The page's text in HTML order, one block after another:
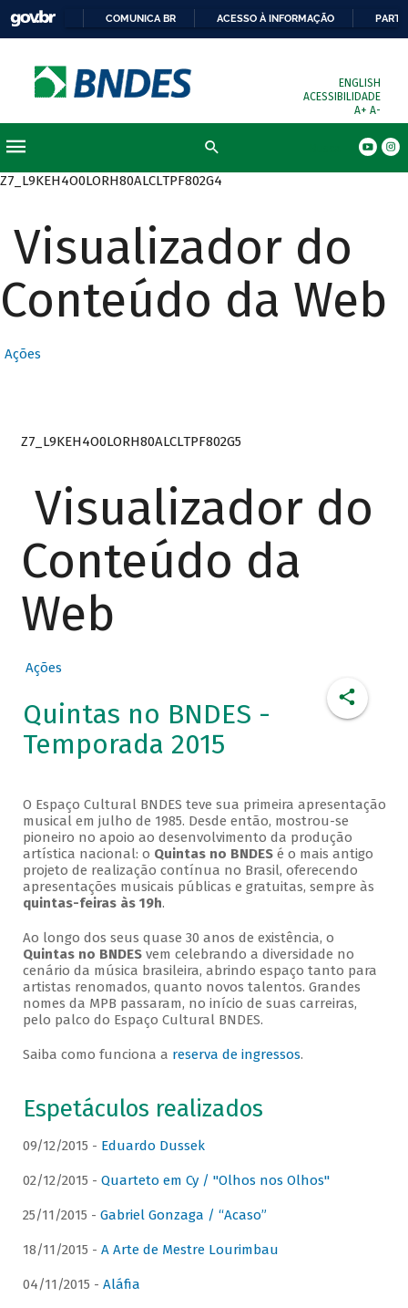
COMUNICA BR ACESSO À INFORMAÇÃO
ENGLISH
ACESSIBILIDADE
A+ A-
Z7_L9KEH4O0LORH80ALCLTPF802G4
Visualizador do
Conteúdo da Web
Ações
Z7_L9KEH4O0LORH80ALCLTPF802G5
Visualizador do
Conteúdo da
Web
Ações
Quintas no BNDES -
Temporada 2015
O Espaço Cultural BNDES teve sua primeira apresentação
musical em julho de 1985. Desde então, mostrou-se
pioneiro no apoio ao desenvolvimento da produção
artística nacional: o Quintas no BNDESé o mais antigo
projeto de realização contínua no Brasil, oferecendo
apresentações musicais públicas e gratuitas, sempre às
quintas-feiras às 19h.
Ao longo dos seus quase 30 anos de existência, o
Quintas no BNDESvem celebrando a diversidade no
cenário da música brasileira, abrindo espaço tanto para
artistas renomados, quanto novos talentos. Grandes
nomes da MPB passaram, no início de suas carreiras,
pelo palco do Espaço Cultural BNDES.
Saiba como funciona a reserva de ingressos.
Espetáculos realizados
09/12/2015 - Eduardo Dussek
02/12/2015 - Quarteto em Cy / "Olhos nos Olhos"
25/11/2015 - Gabriel Gonzaga / “Acaso”
18/11/2015 - A Arte de Mestre Lourimbau
04/11/2015 - Aláfia